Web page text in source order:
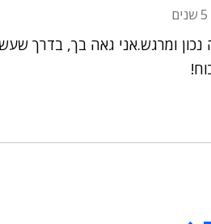
נכון ומרגש.אני גאה בך, בדרך